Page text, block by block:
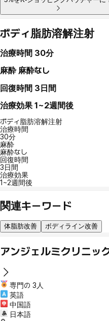
ボディ脂肪溶解注射
治療時間 30分
麻酔 麻酔なし
回復時間 3日間
治療効果 1~2週間後
ボディ脂肪溶解注射
治療時間
30分
麻酔
麻酔なし
回復時間
3日間
治療効果
1~2週間後
関連キーワード
体脂肪改善 ボディライン改善
アンジェルミクリニッ
専門の 3人
英語
中国語
日本語